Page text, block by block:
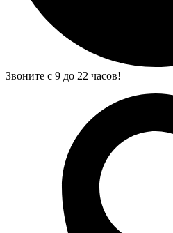
Звоните с 9 до 22 часов!